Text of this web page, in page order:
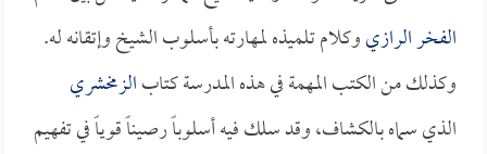
الفخر الرازيوكلام تلميذه لمهارته بأسلوب الشيخ وإتقانه له.
وكذلك من الكتب المهمة في هذه المدرسة كتابالزمخشري
الذي سماه بالكشاف، وقد سلك فيه أسلوباً رصيناً قوياً في تفهيم